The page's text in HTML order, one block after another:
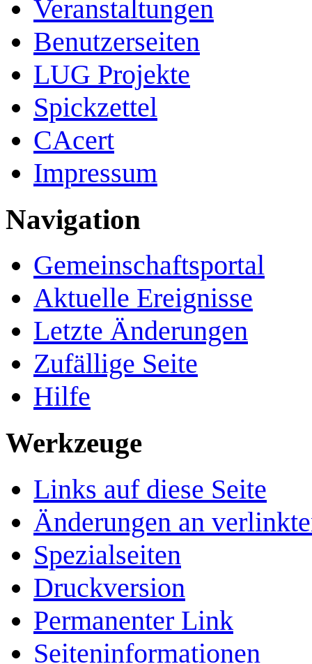
Veranstaltungen
Benutzerseiten
LUG Projekte
Spickzettel
CAcert
Impressum
Navigation
Gemeinschafts­portal
Aktuelle Ereignisse
Letzte Änderungen
Zufällige Seite
Hilfe
Werkzeuge
Links auf diese Seite
Änderungen an
Spezialseiten
Druckversion
Permanenter Link
Seiten­­informationen